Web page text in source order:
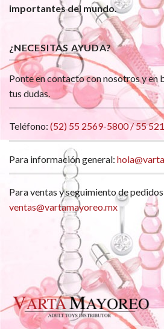
importantes del mundo.
¿NECESITAS AYUDA?
Ponte en contacto con nosotros y en
tus dudas.
Teléfono: (52) 55 2569-5800 / 55
Para información general:
Para ventas y seguimiento de
ventas@vartamayoreo.mx